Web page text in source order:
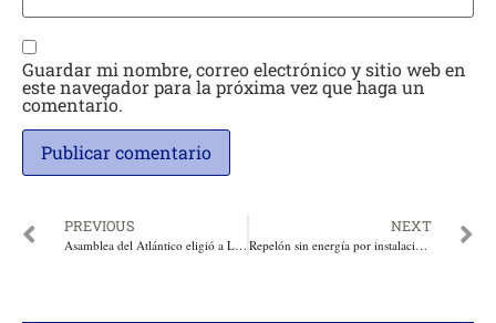
Guardar mi nombre, correo electrónico y sitio web en
este navegador para la próxima vez que haga un
comentario.
PREVIOUS
Asamblea del Atlántico eligió a Lilia Manga, presidente. Margarita Balén y Adalberto Llinás, vicepresidentes para el 2018
NEXT
Repelón sin energía por instalación de postes. Hogares Subnormales de Galapa reciben 2.791 bombillos ahorradores de energía